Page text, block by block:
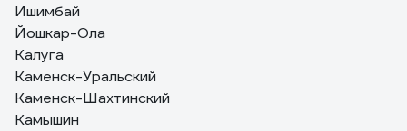
Ишимбай
Йошкар-Ола
Калуга
Каменск-Уральский
Каменск-Шахтинский
Камышин